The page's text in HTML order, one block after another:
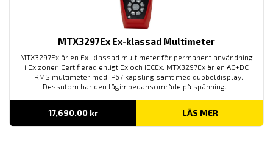
MTX3297Ex Ex-klassad Multimeter
MTX3297Ex är en Ex-klassad multimeter för permanent användning
i Ex zoner. Certifierad enligt Ex och IECEx. MTX3297Ex är en AC+DC
TRMS multimeter med IP67 kapsling samt med dubbeldisplay.
Dessutom har den lågimpedansområde på spänning.
17,690.00 kr LÄS MER